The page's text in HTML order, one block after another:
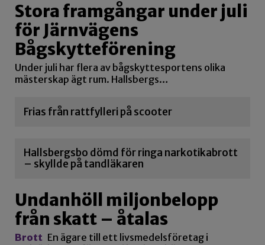
Stora framgångar under juli
för Järnvägens
Bågskytteförening
Under juli har flera av bågskyttesportens olika
mästerskap ägt rum. Hallsbergs…
Frias från rattfylleri på scooter
Hallsbergsbo dömd för ringa narkotikabrott
– skyllde på tandläkaren
Undanhöll miljonbelopp
från skatt – åtalas
Brott En ägare till ett livsmedelsföretag i